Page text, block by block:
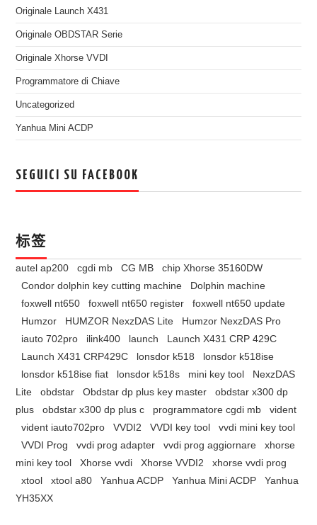
Originale Launch X431
Originale OBDSTAR Serie
Originale Xhorse VVDI
Programmatore di Chiave
Uncategorized
Yanhua Mini ACDP
SEGUICI SU FACEBOOK
标签
autel ap200 cgdi mb CG MB
chip Xhorse 35160DW
Condor dolphin key cutting machine
Dolphin machine
foxwell nt650
foxwell nt650 register
foxwell nt650 update
Humzor
HUMZOR NexzDAS Lite
Humzor NexzDAS Pro
iauto 702pro
ilink400 launch
Launch X431 CRP 429C
Launch X431 CRP429C
lonsdor k518
lonsdor k518ise
lonsdor k518ise fiat
lonsdor k518s mini key tool
NexzDAS
Lite
obdstar Obdstar dp plus key master
obdstar x300 dp
plus
obdstar x300 dp plus c programmatore cgdi mb
vident
vident iauto702pro
VVDI2 VVDI key tool
vvdi mini key tool
VVDI Prog
vvdi prog adapter vvdi prog aggiornare
xhorse
mini key tool
Xhorse vvdi Xhorse VVDI2
xhorse vvdi prog
xtool
xtool a80 Yanhua ACDP Yanhua Mini ACDP
Yanhua
YH35XX